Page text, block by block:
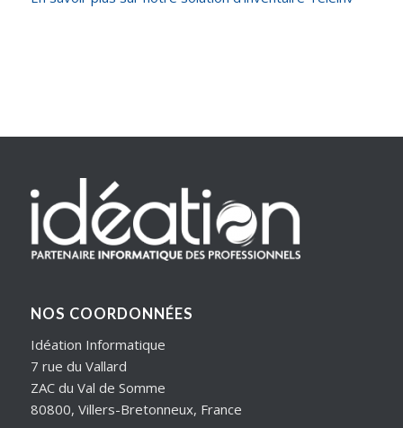
NOS COORDONNÉES
Idéation Informatique
7 rue du Vallard
ZAC du Val de Somme
80800, Villers-Bretonneux, France